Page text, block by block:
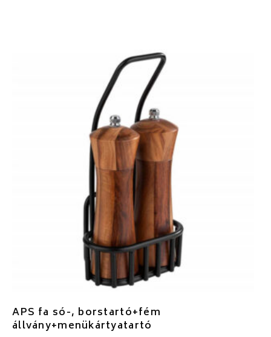
APS fa só-, borstartó+fém
állvány+menükártyatartó